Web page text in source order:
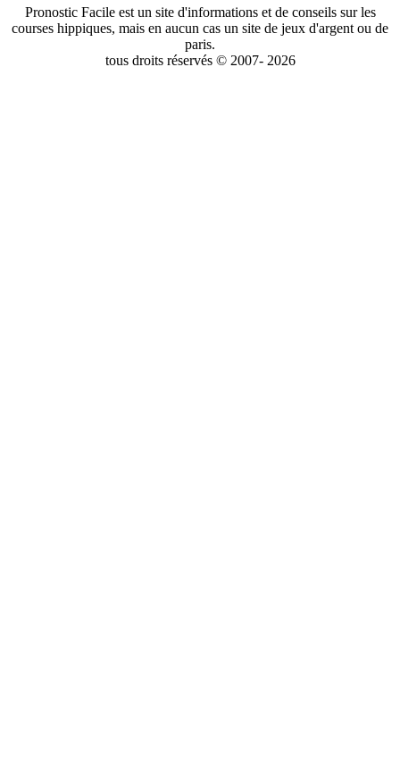
Pronostic Facile est un site d'informations et de conseils sur les
courses hippiques, mais en aucun cas un site de jeux d'argent ou de
paris.
tous droits réservés © 2007- 2026